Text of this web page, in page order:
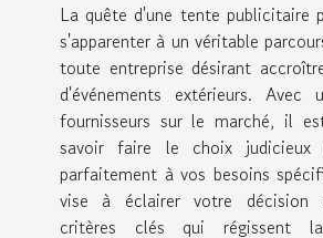
La quête d'une tente publicitaire
s'apparenter à un véritable
toute entreprise désirant
d'événements extérieurs. Avec
fournisseurs sur le marché, il
savoir faire le choix judicieux
parfaitement à vos besoins
vise à éclairer votre décision
critères clés qui régissent